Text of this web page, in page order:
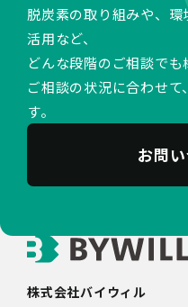
脱炭素の取り組みや、
活用など、
どんな段階のご相談で
ご相談の状況に合わせ
す。
お問
株式会社バイウィル